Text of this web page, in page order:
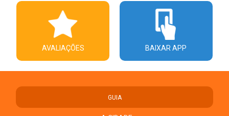
AVALIAÇÕES BAIXAR APP
GUIA